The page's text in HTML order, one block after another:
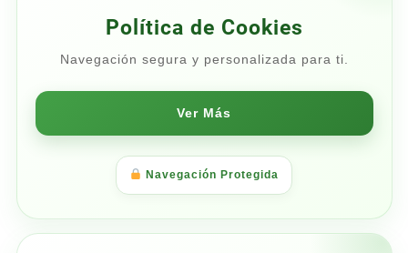
Política de Cookies
Navegación segura y personalizada para ti.
Ver Más
Navegación Protegida